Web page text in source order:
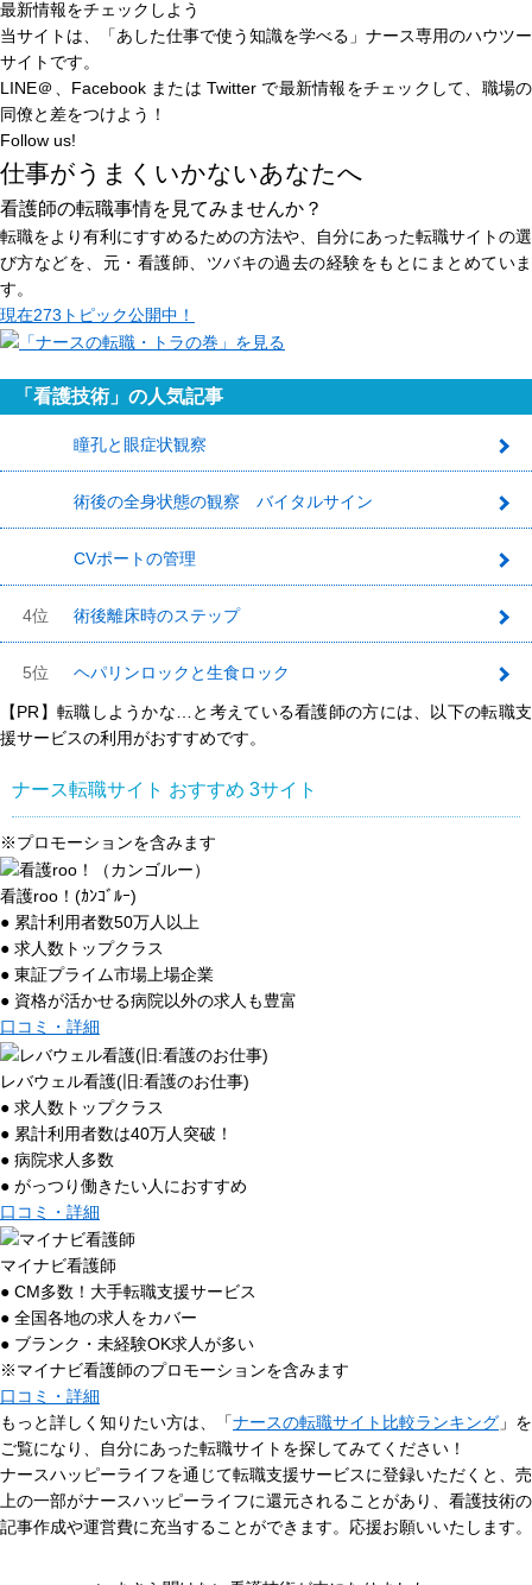
最新情報をチェックしよう
当サイトは、
「あした仕事で使う知識を学べる」 ナース専用のハウツー
サイトです。
LINE＠、Facebook または Twitter で最新情報をチェックして、職場の
同僚と差をつけよう！
Follow us!
仕事がうまくいかないあなたへ
看護師の転職事情を見てみませんか？
転職をより有利にすすめるための方法や、自分にあった転職サイトの選
び方などを、元・看護師、ツバキの過去の経験をもとにまとめていま
す。
現在273トピック公開中！
「看護技術」の人気記事
瞳孔と眼症状観察
術後の全身状態の観察 バイタルサイン
CVポートの管理
4位 術後離床時のステップ
5位 ヘパリンロックと生食ロック
【PR】転職しようかな…と考えている看護師の方には、以下の転職支
援サービスの利用がおすすめです。
ナース転職サイト おすすめ 3サイト
※プロモーションを含みます
看護roo！(ｶﾝｺﾞﾙｰ)
● 累計利用者数50万人以上
● 求人数トップクラス
● 東証プライム市場上場企業
● 資格が活かせる病院以外の求人も豊富
口コミ・詳細
レバウェル看護(旧:看護のお仕事)
● 求人数トップクラス
● 累計利用者数は40万人突破！
● 病院求人多数
● がっつり働きたい人におすすめ
口コミ・詳細
マイナビ看護師
● CM多数！大手転職支援サービス
● 全国各地の求人をカバー
● ブランク・未経験OK求人が多い
※マイナビ看護師のプロモーションを含みます
口コミ・詳細
もっと詳しく知りたい方は、「ナースの転職サイト比較ランキング 」を
ご覧になり、自分にあった転職サイトを探してみてください！
ナースハッピーライフを通じて転職支援サービスに登録いただくと、売
上の一部がナースハッピーライフに還元されることがあり、看護技術の
記事作成や運営費に充当することができます。応援お願いいたします。